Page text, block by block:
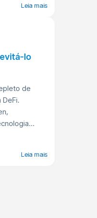
Leia mais
evitá-lo
de
Leia mais